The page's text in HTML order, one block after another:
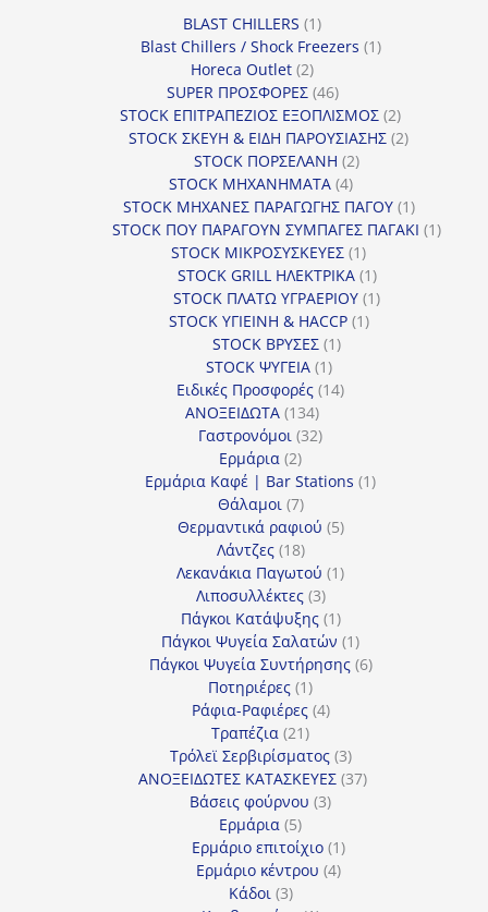
BLAST CHILLERS 11
προϊόν
Blast Chillers / Shock Freezers 11
Horeca Outlet 22
προϊόντα
SUPER ΠΡΟΣΦΟΡΕΣ 4646
προϊόντα
STOCK ΕΠΙΤΡΑΠΕΖΙΟΣ ΕΞΟΠΛΙΣΜΟΣ 22
προϊόντα
STOCK ΣΚΕΥΗ & ΕΙΔΗ ΠΑΡΟΥΣΙΑΣΗΣ 22
STOCK ΠΟΡΣΕΛΑΝΗ 22
STOCK ΜΗΧΑΝΗΜΑΤΑ 44
προϊόντα
STOCK ΜΗΧΑΝΕΣ ΠΑΡΑΓΩΓΗΣ ΠΑΓΟΥ 11
προϊόν
STOCK ΠΟΥ ΠΑΡΑΓΟΥΝ ΣΥΜΠΑΓΕΣ ΠΑΓΑΚΙ 11
STOCK ΜΙΚΡΟΣΥΣΚΕΥΕΣ 11
προϊόν
STOCK GRILL ΗΛΕΚΤΡΙΚΑ 11
προϊόν
STOCK ΠΛΑΤΩ ΥΓΡΑΕΡΙΟΥ 11
STOCK ΥΓΙΕΙΝΗ & HACCP 11
STOCK ΒΡΥΣΕΣ 11
STOCK ΨΥΓΕΙΑ 11
προϊόν
Ειδικές Προσφορές 1414
ΑΝΟΞΕΙΔΩΤΑ 134134
προϊόντα
Γαστρονόμοι 3232
Ερμάρια 22
προϊόντα
Ερμάρια Καφέ | Bar Stations 11
Θάλαμοι 77
προϊόντα
Θερμαντικά ραφιού 55
Λάντζες 1818
προϊόντα
Λεκανάκια Παγωτού 11
Λιποσυλλέκτες 33
προϊόντα
Πάγκοι Κατάψυξης 11
προϊόν
Πάγκοι Ψυγεία Σαλατών 11
προϊόν
Πάγκοι Ψυγεία Συντήρησης 66
Ποτηριέρες 11
προϊόν
Ράφια-Ραφιέρες 44
Τραπέζια 2121
προϊόντα
Τρόλεϊ Σερβιρίσματος 33
προϊόντα
ΑΝΟΞΕΙΔΩΤΕΣ ΚΑΤΑΣΚΕΥΕΣ 3737
Βάσεις φούρνου 33
Ερμάρια 55
προϊόντα
Ερμάριο επιτοίχιο 11
προϊόν
Ερμάριο κέντρου 44
Κάδοι 33